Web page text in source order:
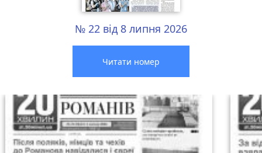
№ 22 від 8 липня 2026
Читати номер